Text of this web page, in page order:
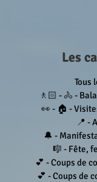
Les
Tous
🚶🏻 - 🚴 -
👀 - 🏠 -
📍 -
🔔 -
🎼 - Fête,
💕 - Coups de
💕 - Coups de